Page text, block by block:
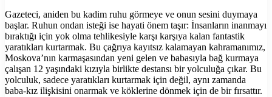
Gazeteci, aniden bu kadim ruhu görmeye ve onun sesini duymaya
başlar. Ruhun ondan isteği ise hayati önem taşır: İnsanların inanmayı
bıraktığı için yok olma tehlikesiyle karşı karşıya kalan fantastik
yaratıkları kurtarmak. Bu çağrıya kayıtsız kalamayan kahramanımız,
Moskova’nın karmaşasından yeni gelen ve babasıyla bağ kurmaya
çalışan 12 yaşındaki kızıyla birlikte destansı bir yolculuğa çıkar. Bu
yolculuk, sadece yaratıkları kurtarmak için değil, aynı zamanda
baba-kız ilişkisini onarmak ve köklerine dönmek için de bir fırsattır.